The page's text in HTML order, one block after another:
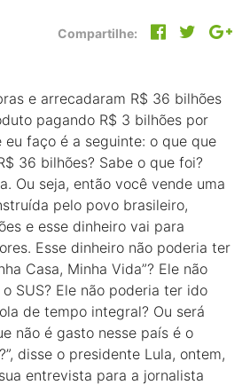
Compartilhe:
e arrecadaram R$ 36 bilhões
pagando R$ 3 bilhões por
eu faço é a seguinte: o que que
36 bilhões? Sabe o que foi?
Ou seja, então você vende uma
pelo povo brasileiro,
e esse dinheiro vai para
Esse dinheiro não poderia ter
Casa, Minha Vida”? Ele não
SUS? Ele não poderia ter ido
de tempo integral? Ou será
não é gasto nesse país é o
disse o presidente Lula, ontem,
entrevista para a jornalista